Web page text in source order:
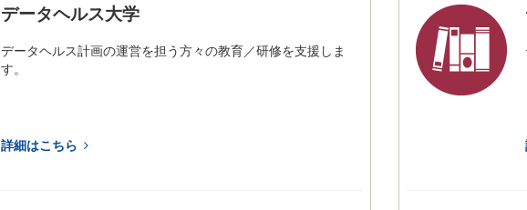
データヘルス大学
データヘルス計画の運営を担う方々の教育／研修を支援しま
す。
詳細はこちら